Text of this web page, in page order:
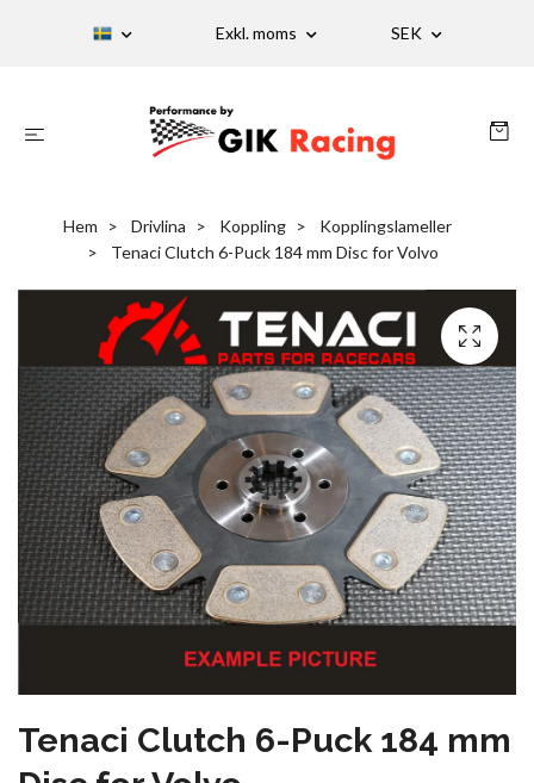
Exkl. moms SEK
Hem Drivlina Koppling
Kopplingslameller
Tenaci Clutch 6-Puck 184 mm Disc for Volvo
Tenaci Clutch 6-Puck 184 mm